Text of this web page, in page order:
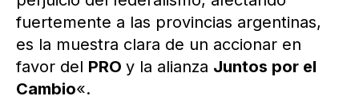
fuertemente a las provincias argentinas,
es la muestra clara de un accionar en
favor del PRO y la alianza Juntos por el
Cambio«.